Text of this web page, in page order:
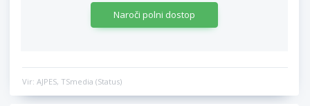
Naroči polni dostop
Vir: AJPES, TSmedia (Status)